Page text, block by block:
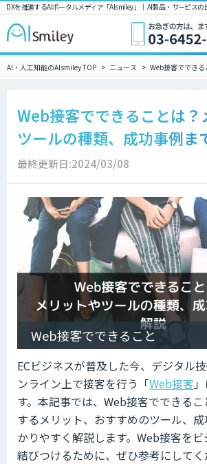
DXを推進するAIポータルメディア「AIsmiley」｜ AI製品・サービス
AI・人工知能のAIsmiley TOP ニュース Web接客ででき
Web接客でできることは？
ツールの種類、成功事例ま
最終更新日:2024/03/08
Web接客でできること
ECビジネスが普及した今、デジタル
ンライン上で接客を行う「Web接客
す。本記事では、Web接客でできる
するメリット、おすすめのツール、
かりやすく解説します。Web接客を
結びつけるために、ぜひ参考にしてく